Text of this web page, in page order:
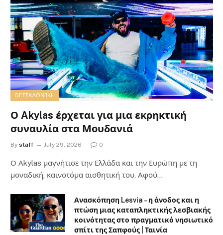
ΘΕΣΣΑΛΟΝΊΚΗ
Ο Akylas έρχεται για μια εκρηκτική
συναυλία στα Μουδανιά
By staff July 29, 2026 0
Ο Αkylas μαγνήτισε την Ελλάδα και την Ευρώπη με τη
μοναδική, καινοτόμα αισθητική του. Αφού…
Ανασκόπηση Lesvia – η άνοδος και η
πτώση μιας καταπληκτικής λεσβιακής
κοινότητας στο πραγματικό νησιωτικό
σπίτι της Σαπφούς | Ταινία